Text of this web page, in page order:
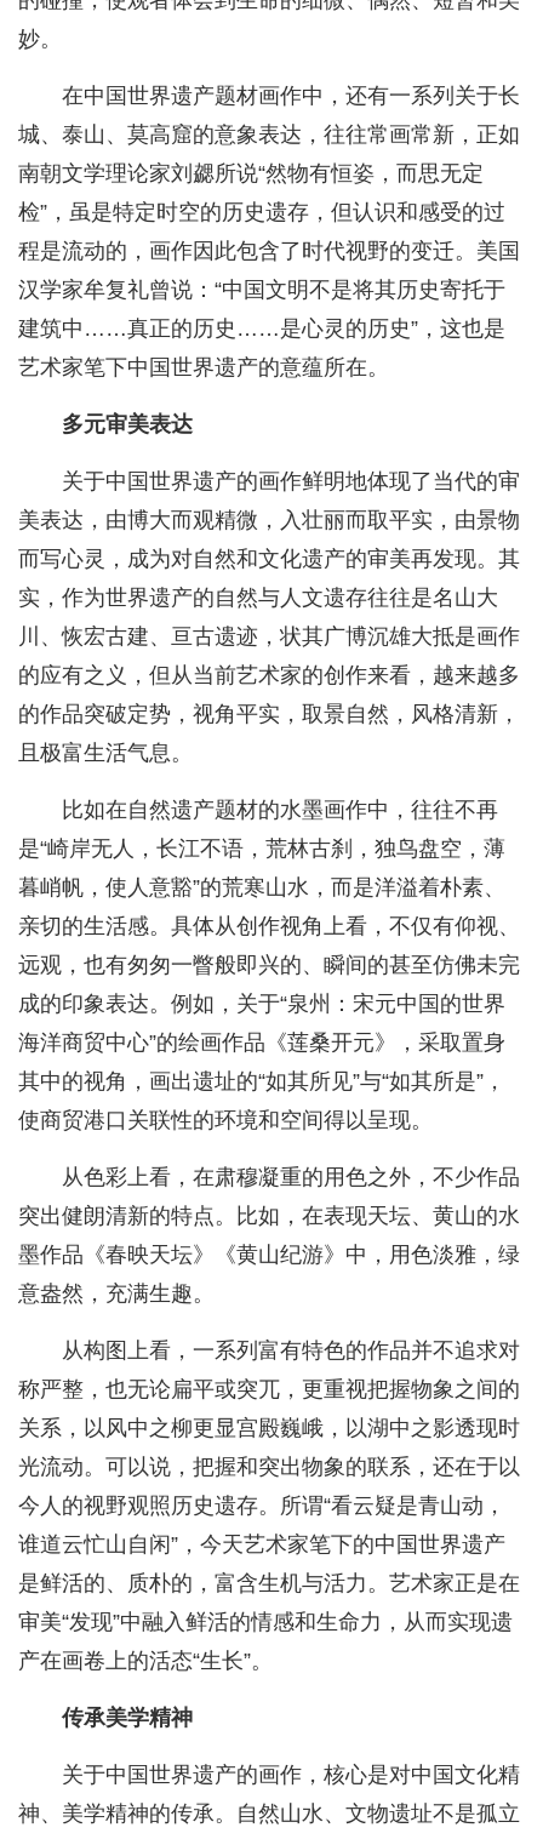
妙。
在中国世界遗产题材画作中，还有一系列关于长
城、泰山、莫高窟的意象表达，往往常画常新，正如
南朝文学理论家刘勰所说“然物有恒姿，而思无定
检”，虽是特定时空的历史遗存，但认识和感受的过
程是流动的，画作因此包含了时代视野的变迁。美国
汉学家牟复礼曾说：“中国文明不是将其历史寄托于
建筑中……真正的历史……是心灵的历史”，这也是
艺术家笔下中国世界遗产的意蕴所在。
多元审美表达
关于中国世界遗产的画作鲜明地体现了当代的审
美表达，由博大而观精微，入壮丽而取平实，由景物
而写心灵，成为对自然和文化遗产的审美再发现。其
实，作为世界遗产的自然与人文遗存往往是名山大
川、恢宏古建、亘古遗迹，状其广博沉雄大抵是画作
的应有之义，但从当前艺术家的创作来看，越来越多
的作品突破定势，视角平实，取景自然，风格清新，
且极富生活气息。
比如在自然遗产题材的水墨画作中，往往不再
是“崎岸无人，长江不语，荒林古刹，独鸟盘空，薄
暮峭帆，使人意豁”的荒寒山水，而是洋溢着朴素、
亲切的生活感。具体从创作视角上看，不仅有仰视、
远观，也有匆匆一瞥般即兴的、瞬间的甚至仿佛未完
成的印象表达。例如，关于“泉州：宋元中国的世界
海洋商贸中心”的绘画作品《莲桑开元》，采取置身
其中的视角，画出遗址的“如其所见”与“如其所是”，
使商贸港口关联性的环境和空间得以呈现。
从色彩上看，在肃穆凝重的用色之外，不少作品
突出健朗清新的特点。比如，在表现天坛、黄山的水
墨作品《春映天坛》《黄山纪游》中，用色淡雅，绿
意盎然，充满生趣。
从构图上看，一系列富有特色的作品并不追求对
称严整，也无论扁平或突兀，更重视把握物象之间的
关系，以风中之柳更显宫殿巍峨，以湖中之影透现时
光流动。可以说，把握和突出物象的联系，还在于以
今人的视野观照历史遗存。所谓“看云疑是青山动，
谁道云忙山自闲”，今天艺术家笔下的中国世界遗产
是鲜活的、质朴的，富含生机与活力。艺术家正是在
审美“发现”中融入鲜活的情感和生命力，从而实现遗
产在画卷上的活态“生长”。
传承美学精神
关于中国世界遗产的画作，核心是对中国文化精
神、美学精神的传承。自然山水、文物遗址不是孤立